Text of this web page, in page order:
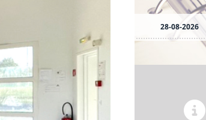
28-08-2026